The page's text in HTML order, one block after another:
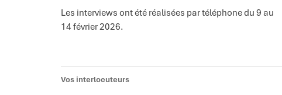
Les interviews ont été réalisées par téléphone du 9 au
14 février 2026.
Vos interlocuteurs